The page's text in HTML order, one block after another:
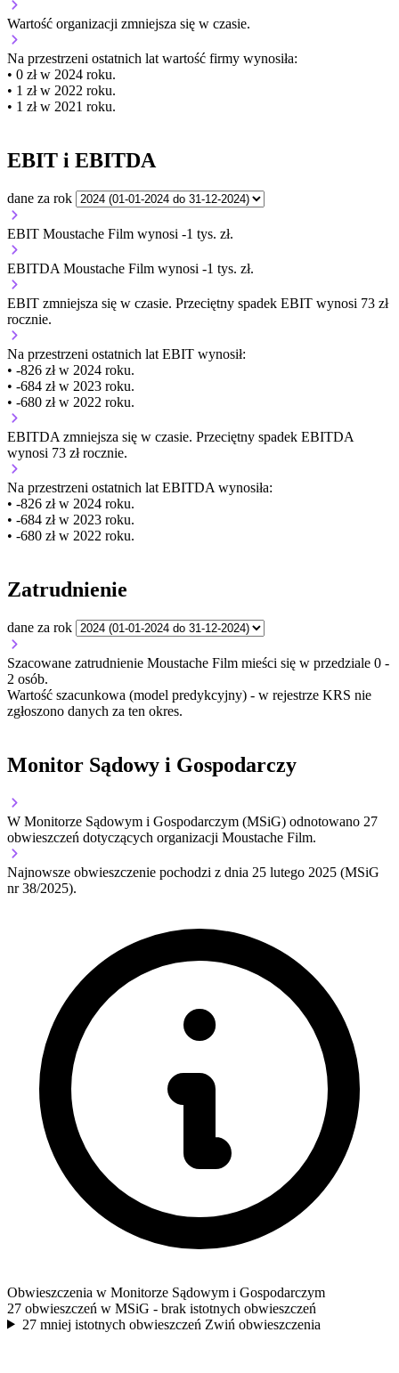
Wartość organizacji zmniejsza się w czasie.
Na przestrzeni ostatnich lat wartość firmy wynosiła:
• 0 zł w 2024 roku.
• 1 zł w 2022 roku.
• 1 zł w 2021 roku.
EBIT i EBITDA
dane za rok
EBIT Moustache Film wynosi -1 tys. zł.
EBITDA Moustache Film wynosi -1 tys. zł.
EBIT zmniejsza się w czasie. Przeciętny spadek EBIT wynosi 73 zł
rocznie.
Na przestrzeni ostatnich lat EBIT wynosił:
• -826 zł w 2024 roku.
• -684 zł w 2023 roku.
• -680 zł w 2022 roku.
EBITDA zmniejsza się w czasie. Przeciętny spadek EBITDA
wynosi 73 zł rocznie.
Na przestrzeni ostatnich lat EBITDA wynosiła:
• -826 zł w 2024 roku.
• -684 zł w 2023 roku.
• -680 zł w 2022 roku.
Zatrudnienie
dane za rok
Szacowane zatrudnienie Moustache Film mieści się w przedziale 0 -
2 osób.
Wartość szacunkowa (model predykcyjny) - w rejestrze KRS nie
zgłoszono danych za ten okres.
Monitor Sądowy i Gospodarczy
W Monitorze Sądowym i Gospodarczym (MSiG) odnotowano 27
obwieszczeń dotyczących organizacji Moustache Film.
Najnowsze obwieszczenie pochodzi z dnia 25 lutego 2025 (MSiG
nr 38/2025).
Obwieszczenia w Monitorze Sądowym i Gospodarczym
27 obwieszczeń w MSiG - brak istotnych obwieszczeń
27 mniej istotnych obwieszczeń Zwiń obwieszczenia